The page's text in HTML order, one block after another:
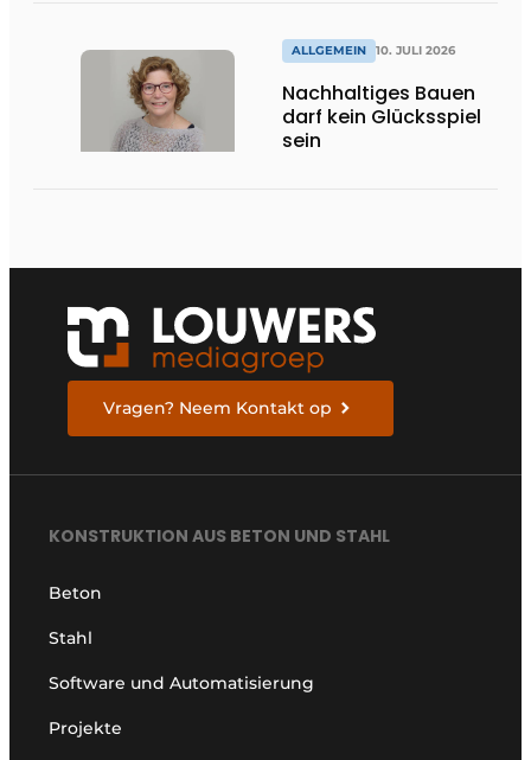
ALLGEMEIN 10. JULI 2026
Nachhaltiges Bauen
darf kein Glücksspiel
sein
Vragen? Neem Kontakt op
KONSTRUKTION AUS BETON UND STAHL
Beton
Stahl
Software und Automatisierung
Projekte